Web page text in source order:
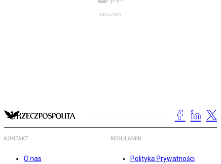
KONTAKT
O nas
REGULAMIN
Polityka Prywatności